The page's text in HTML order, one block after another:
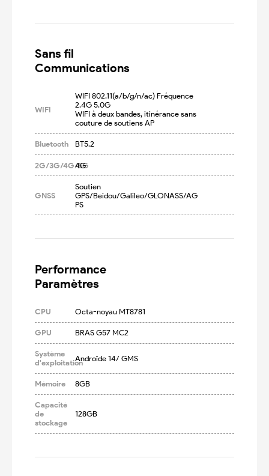
Sans fil
Communications
WIFI
WIFI 802.11(a/b/g/n/ac) Fréquence
2.4G 5.0G
WIFI à deux bandes, itinérance sans
couture de soutiens AP
Bluetooth BT5.2
2G/3G/4G/5G
4G
GNSS
Soutien
GPS/Beidou/Galileo/GLONASS/AG
PS
Performance
Paramètres
CPU Octa-noyau MT8781
GPU BRAS G57 MC2
Système
d'exploitationAndroïde 14/ GMS
Mémoire 8GB
Capacité
de
stockage
128GB